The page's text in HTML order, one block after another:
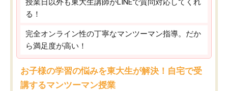
授業日以外も東大生講師がLINEで質問対応してくれ
る！
完全オンライン性の丁寧なマンツーマン指導。だか
ら満足度が高い！
お子様の学習の悩みを東大生が解決！自宅で受
講するマンツーマン授業